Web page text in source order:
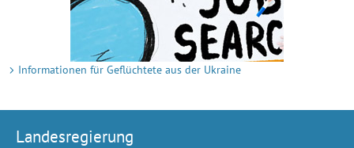
Informationen für Geflüchtete aus der Ukraine
Landesregierung